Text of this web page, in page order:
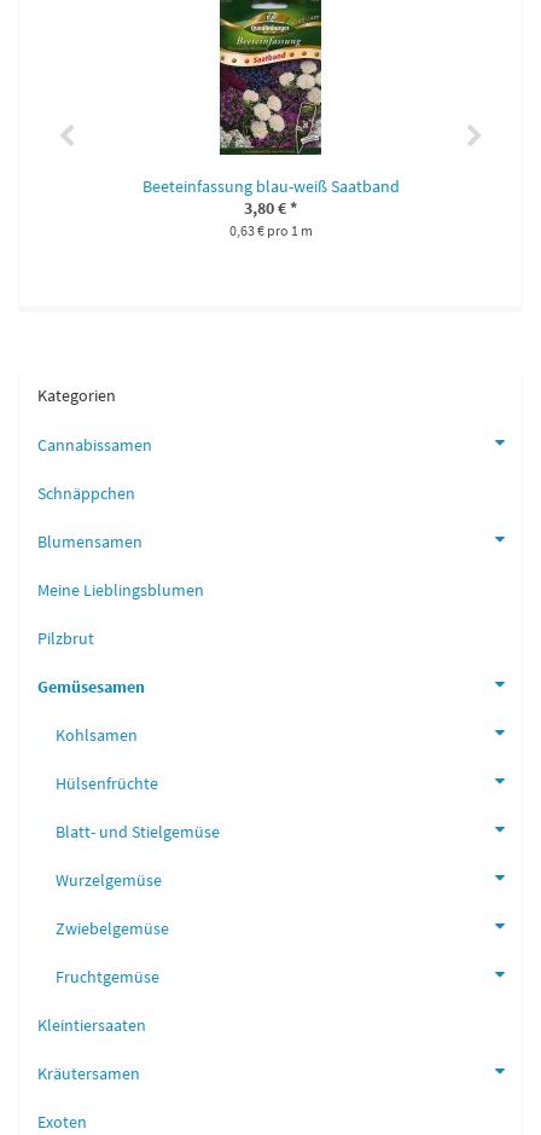
Beeteinfassung blau-weiß Saatband
3,80 €*
0,63 € pro 1 m
Kategorien
Cannabissamen
Schnäppchen
Blumensamen
Meine Lieblingsblumen
Pilzbrut
Gemüsesamen
Kohlsamen
Hülsenfrüchte
Blatt- und Stielgemüse
Wurzelgemüse
Zwiebelgemüse
Fruchtgemüse
Kleintiersaaten
Kräutersamen
Exoten